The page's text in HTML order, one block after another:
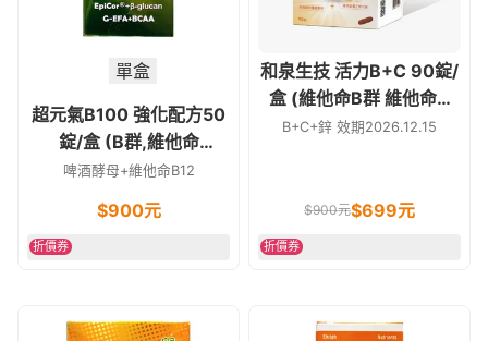
單盒
超元氣B100 強化配方50
錠/盒 (B群,維他命
C,BCAA,薑黃)
啤酒酵母+維他命B12
$900元
折價券
和泉生技 活力B+C 90錠/
盒 (維他命B群 維他命C
鋅)
B+C+鋅 效期2026.12.15
$900元$699元
折價券